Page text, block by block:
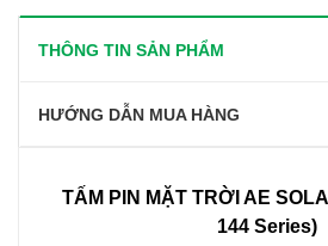
THÔNG TIN SẢN PHẨM
HƯỚNG DẪN MUA HÀNG
TẤM PIN MẶT TRỜI AE
144 Series)